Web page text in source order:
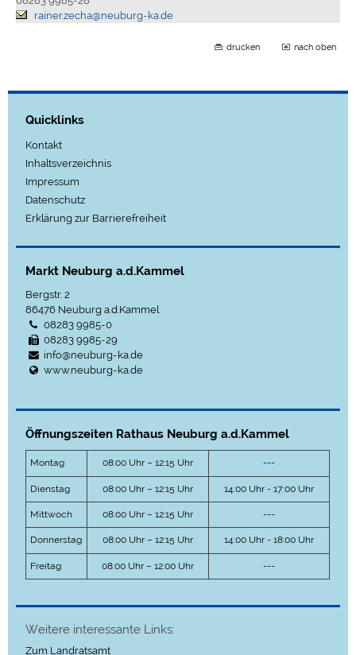
rainer.zecha@neuburg-ka.de
drucken nach oben
Quicklinks
Kontakt
Inhaltsverzeichnis
Impressum
Datenschutz
Erklärung zur Barrierefreiheit
Markt Neuburg a.d.Kammel
Bergstr. 2
86476 Neuburg a.d.Kammel
08283 9985-0
08283 9985-29
info@neuburg-ka.de
www.neuburg-ka.de
Öffnungszeiten Rathaus Neuburg a.d.Kammel
Montag 08:00 Uhr – 12:15 Uhr ---
Dienstag 08:00 Uhr – 12:15 Uhr 14:00 Uhr - 17:00 Uhr
Mittwoch 08:00 Uhr – 12:15 Uhr ---
Donnerstag 08:00 Uhr – 12:15 Uhr 14:00 Uhr - 18:00 Uhr
Freitag 08:00 Uhr – 12:00 Uhr ---
Weitere interessante Links:
Zum Landratsamt